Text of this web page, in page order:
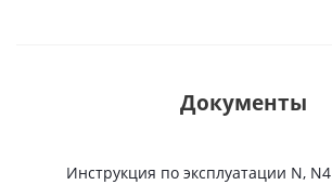
Документы
Инструкция по эксплуатации N, N4